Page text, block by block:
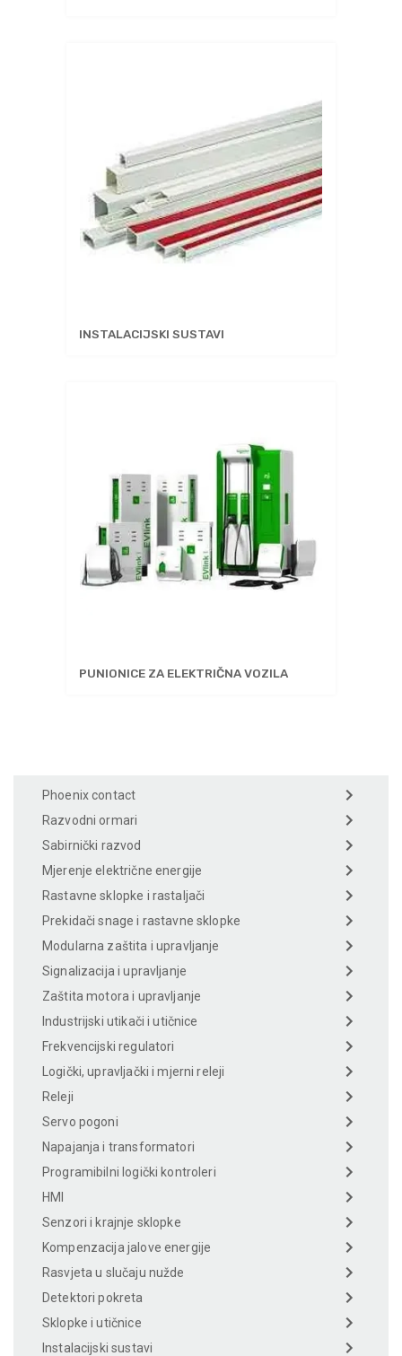
INSTALACIJSKI SUSTAVI
PUNIONICE ZA ELEKTRIČNA VOZILA
Phoenix contact
Razvodni ormari
Sabirnički razvod
Mjerenje električne energije
Rastavne sklopke i rastaljači
Prekidači snage i rastavne sklopke
Modularna zaštita i upravljanje
Signalizacija i upravljanje
Zaštita motora i upravljanje
Industrijski utikači i utičnice
Frekvencijski regulatori
Logički, upravljački i mjerni releji
Releji
Servo pogoni
Napajanja i transformatori
Programibilni logički kontroleri
HMI
Senzori i krajnje sklopke
Kompenzacija jalove energije
Rasvjeta u slučaju nužde
Detektori pokreta
Sklopke i utičnice
Instalacijski sustavi